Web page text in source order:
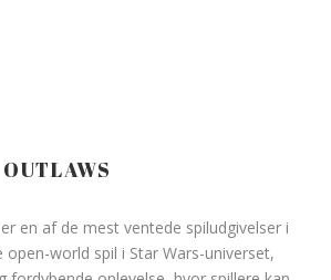
en af de mest ventede spiludgivelser i
world spil i Star Wars-universet,